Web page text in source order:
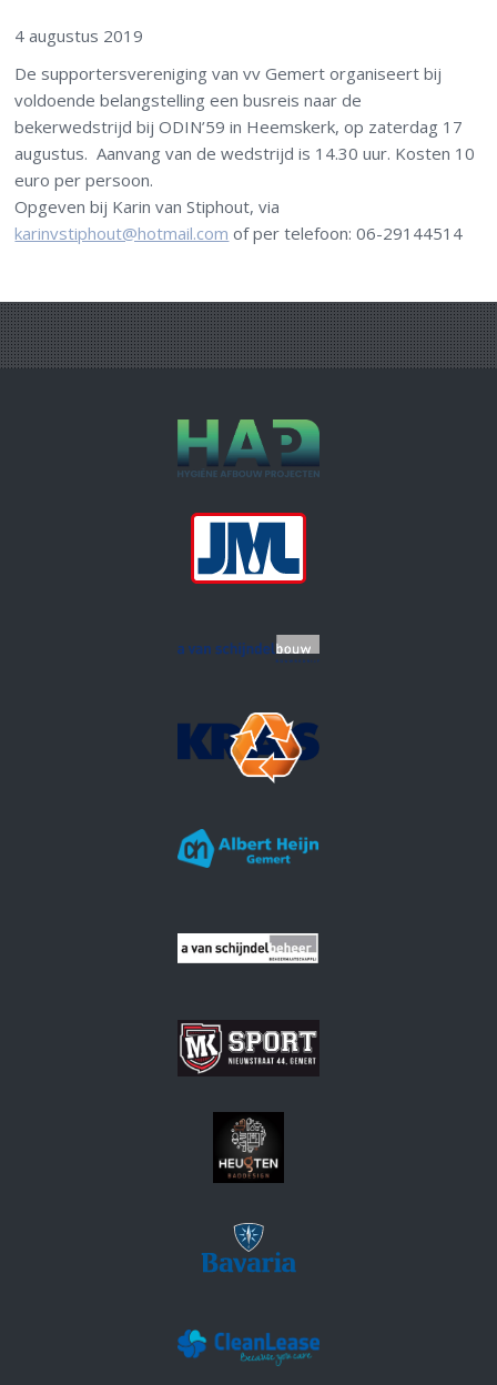
4 augustus 2019
De supportersvereniging van vv Gemert organiseert bij
voldoende belangstelling een busreis naar de
bekerwedstrijd bij ODIN’59 in Heemskerk, op zaterdag 17
augustus. Aanvang van de wedstrijd is 14.30 uur. Kosten 10
euro per persoon.
Opgeven bij Karin van Stiphout, via
karinvstiphout@hotmail.com of per telefoon: 06-29144514